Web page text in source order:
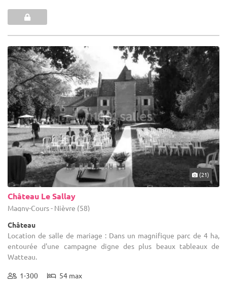
(21)
Château Le Sallay
Magny-Cours - Nièvre (58)
Château
Location de salle de mariage : Dans un magnifique parc de 4 ha,
entourée d'une campagne digne des plus beaux tableaux de
Watteau.
1-300 54 max